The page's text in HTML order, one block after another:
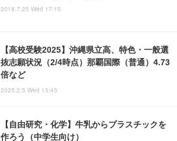
2018.7.25 Wed 17:15
【高校受験2025】沖縄県立高、特色・一般選
抜志願状況（2/4時点）那覇国際（普通）4.73
倍など
2025.2.5 Wed 15:45
【自由研究・化学】牛乳からプラスチックを
作ろう（中学生向け）